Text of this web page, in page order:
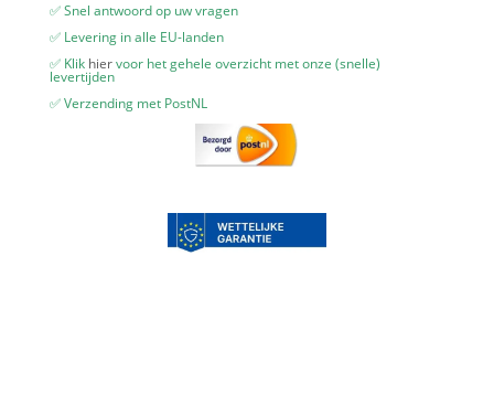
✅ Snel antwoord op uw vragen
✅ Levering in alle EU-landen
✅ Klik hiervoor het gehele overzicht met onze (snelle)
levertijden
✅ Verzending met PostNL